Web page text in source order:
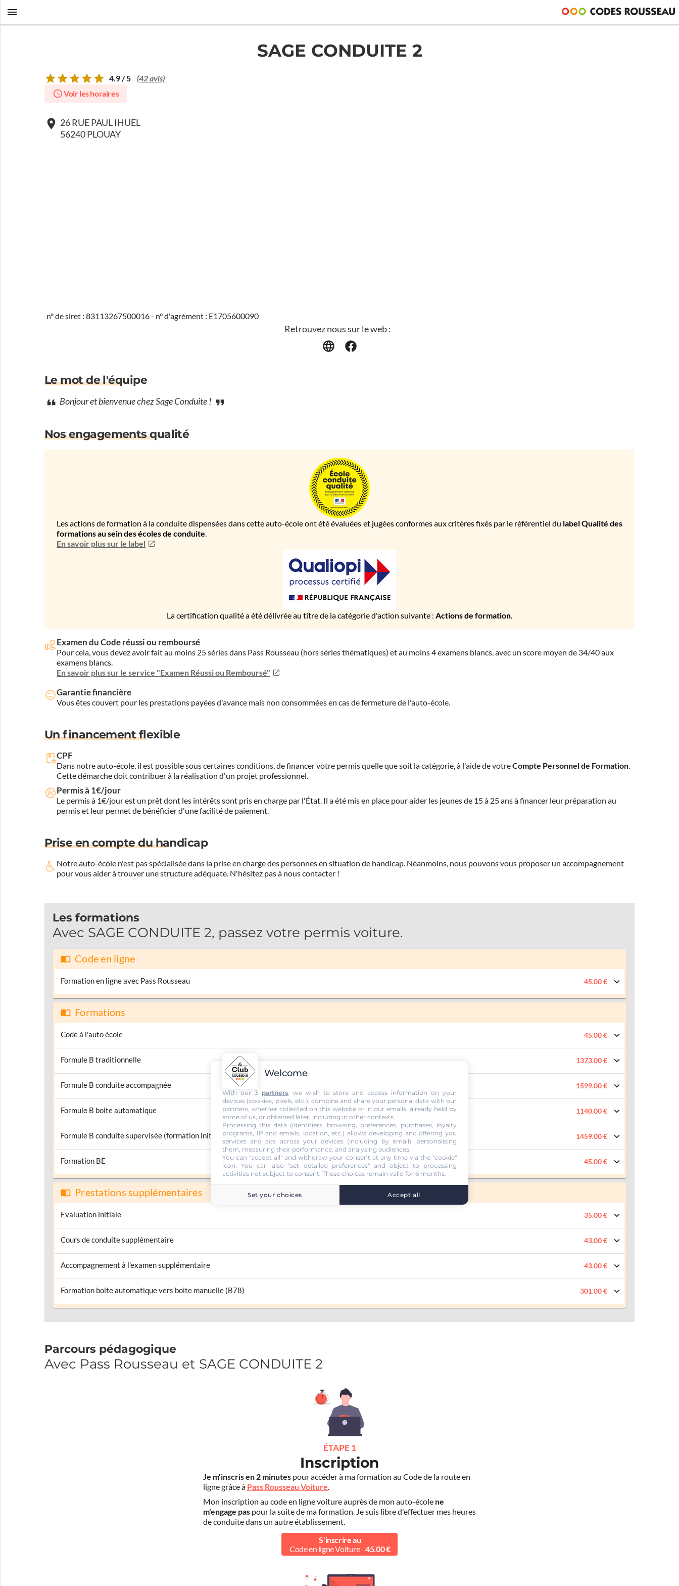
SAGE CONDUITE 2
4.9 / 5 (42 avis)
Voir les horaires
26 RUE PAUL IHUEL
56240 PLOUAY
n° de siret : 83113267500016 - n° d'agrément : E1705600090
Retrouvez nous sur le web :
Le mot de l'équipe
Bonjour et bienvenue chez Sage Conduite !
Nos engagements qualité
Les actions de formation à la conduite dispensées dans cette auto-école ont été évaluées et jugées conformes aux critères fixés par le référentiel du label Qualité des
formations au sein des écoles de conduite.
En savoir plus sur le label
La certification qualité a été délivrée au titre de la catégorie d'action suivante : Actions de formation.
Examen du Code réussi ou remboursé
Pour cela, vous devez avoir fait au moins 25 séries dans Pass Rousseau (hors séries thématiques) et au moins 4 examens blancs, avec un score moyen de 34/40 aux
examens blancs.
En savoir plus sur le service "Examen Réussi ou Remboursé"
Garantie financière
Vous êtes couvert pour les prestations payées d'avance mais non consommées en cas de fermeture de l'auto-école.
Un financement flexible
CPF
Dans notre auto-école, il est possible sous certaines conditions, de financer votre permis quelle que soit la catégorie, à l'aide de votreCompte Personnel de Formation.
Cette démarche doit contribuer à la réalisation d'un projet professionnel.
Permis à 1€/jour
Le permis à 1€/jour est un prêt dont les intérêts sont pris en charge par l'État. Il a été mis en place pour aider les jeunes de 15 à 25 ans à financer leur préparation au
permis et leur permet de bénéficier d'une facilité de paiement.
Prise en compte du handicap
Notre auto-école n'est pas spécialisée dans la prise en charge des personnes en situation de handicap. Néanmoins, nous pouvons vous proposer un accompagnement
pour vous aider à trouver une structure adéquate. N'hésitez pas à nous contacter !
Les formations
Avec SAGE CONDUITE 2, passez votre permis voiture.
Code en ligne
Formation en ligne avec Pass Rousseau 45.00 €
Formations
Code à l'auto école 45.00 €
Formule B traditionnelle 1373.00 €
Formule B conduite accompagnée 1599.00 €
Formule B boite automatique 1140.00 €
Formule B conduite supervisée (formation initiale) 1459.00 €
Formation BE 45.00 €
Prestations supplémentaires
Evaluation initiale 35.00 €
Cours de conduite supplémentaire 43.00 €
Accompagnement à l’examen supplémentaire 43.00 €
Formation boite automatique vers boite manuelle (B78) 301.00 €
Parcours pédagogique
Avec Pass Rousseau et SAGE CONDUITE 2
ÉTAPE 1
Inscription
Je m'inscris en 2 minutes pour accéder à ma formation au Code de la route en
ligne grâce à Pass Rousseau Voiture.
Mon inscription au code en ligne voiture auprès de mon auto-école ne
m'engage pas pour la suite de ma formation. Je suis libre d'effectuer mes heures
de conduite dans un autre établissement.
S'inscrire au
Code en ligne Voiture 45.00 €
Welcome
With our 3 partners, we wish to store and access information on your
devices (cookies, pixels, etc.), combine and share your personal data with our
partners, whether collected on this website or in our emails, already held by
some of us, or obtained later, including in other contexts.
Processing this data (identifiers, browsing, preferences, purchases, loyalty
programs, IP and emails, location, etc.) allows developing and offering you
services and ads across your devices (including by email), personalising
them, measuring their performance, and analysing audiences.
You can "accept all" and withdraw your consent at any time via the "cookie"
icon. You can also "set detailed preferences" and object to processing
activities not subject to consent. These choices remain valid for 6 months.
Set your choices Accept all